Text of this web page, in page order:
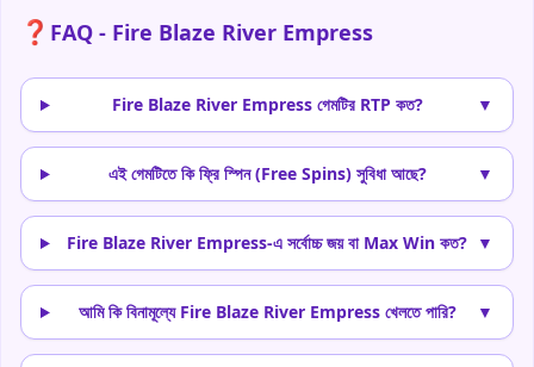
❓ FAQ - Fire Blaze River Empress
Fire Blaze River Empress গেমটির RTP কত? ▼
এই গেমটিতে কি ফ্রি স্পিন (Free Spins) সুবিধা আছে? ▼
Fire Blaze River Empress-এ সর্বোচ্চ জয় বা Max Win কত? ▼
আমি কি বিনামূল্যে Fire Blaze River Empress খেলতে পারি? ▼